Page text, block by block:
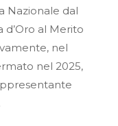
Nazionale dal
d’Oro al Merito
nel
nel 2025,